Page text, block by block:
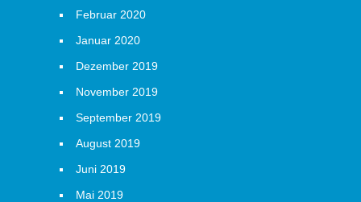
Februar 2020
Januar 2020
Dezember 2019
November 2019
September 2019
August 2019
Juni 2019
Mai 2019